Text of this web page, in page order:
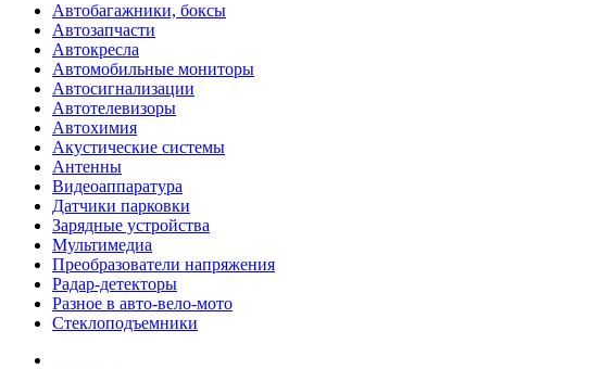
Автобагажники, боксы
Автозапчасти
Автокресла
Автомобильные мониторы
Автосигнализации
Автотелевизоры
Автохимия
Акустические системы
Антенны
Видеоаппаратура
Датчики парковки
Зарядные устройства
Мультимедиа
Преобразователи напряжения
Радар-детекторы
Разное в авто-вело-мото
Стеклоподъемники